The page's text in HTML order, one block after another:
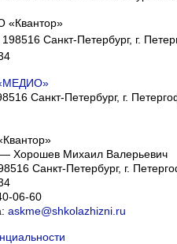
«Квантор»
Санкт-Петербург, г.
Санкт-Петербург, г.
— Хорошев Михаил Валерьевич
Санкт-Петербург, г.
06-60
askme@shkolazhizni.ru